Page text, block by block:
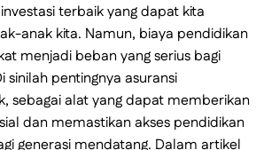
terbaik yang dapat kita
anak kita. Namun, biaya pendidikan
menjadi beban yang serius bagi
sinilah pentingnya asuransi
sebagai alat yang dapat memberikan
dan memastikan akses pendidikan
generasi mendatang. Dalam artikel